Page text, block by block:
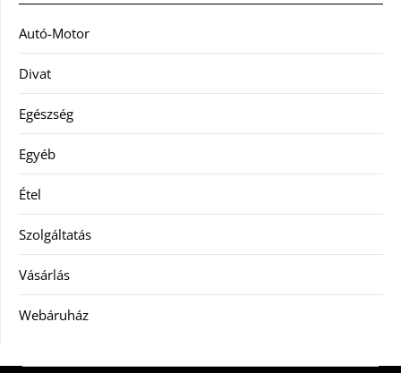
Autó-Motor
Divat
Egészség
Egyéb
Étel
Szolgáltatás
Vásárlás
Webáruház